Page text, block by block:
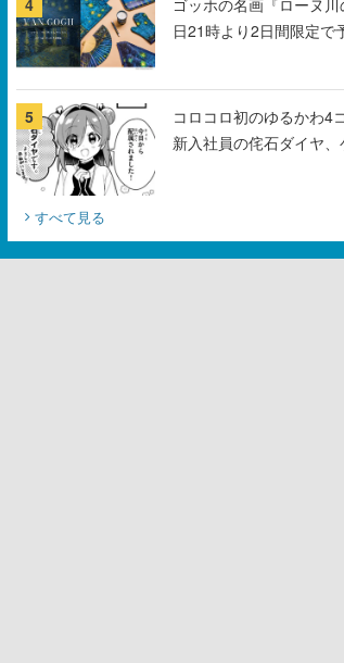
4
ゴッホの名画『ローヌ
日21時より2日間限定で
5
コロコロ初のゆるかわ4
新入社員の侘石ダイヤ
すべて見る